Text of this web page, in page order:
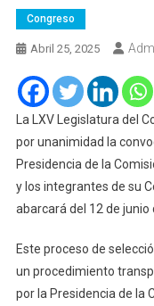
Congreso
Abril 25, 2025
La LXV Legislatura del
por unanimidad la
Presidencia de la
y los integrantes de su
abarcará del 12 de junio
Este proceso de
un procedimiento
por la Presidencia de la